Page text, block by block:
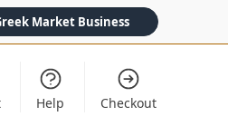
Market Business
Help Checkout